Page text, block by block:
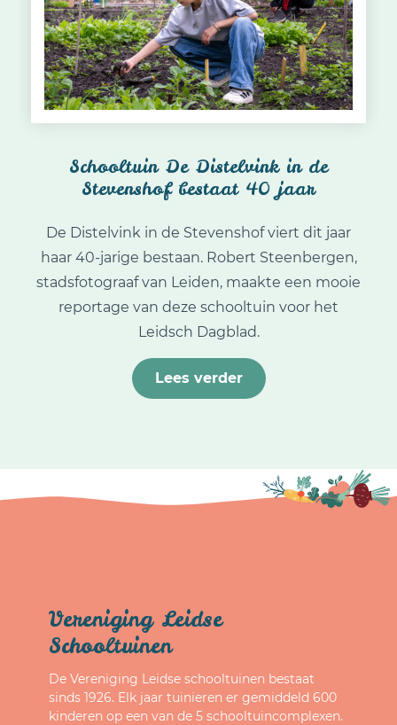
Schooltuin De Distelvink in de
Stevenshof bestaat 40 jaar
De Distelvink in de Stevenshof viert dit jaar
haar 40-jarige bestaan. Robert Steenbergen,
stadsfotograaf van Leiden, maakte een mooie
reportage van deze schooltuin voor het
Leidsch Dagblad.
Lees verder
Vereniging Leidse
Schooltuinen
De Vereniging Leidse schooltuinen bestaat
sinds 1926. Elk jaar tuinieren er gemiddeld 600
kinderen op een van de 5 schooltuincomplexen.